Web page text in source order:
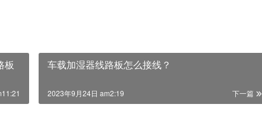
板
车载加湿器线路板怎么接线？
下一篇
2023年9月24日 am2:19